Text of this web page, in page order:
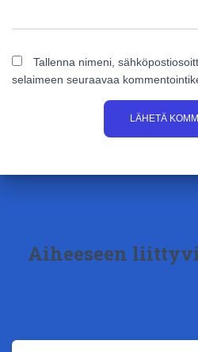
Tallenna nimeni,
selaimeen seuraavaa
Aiheeseen